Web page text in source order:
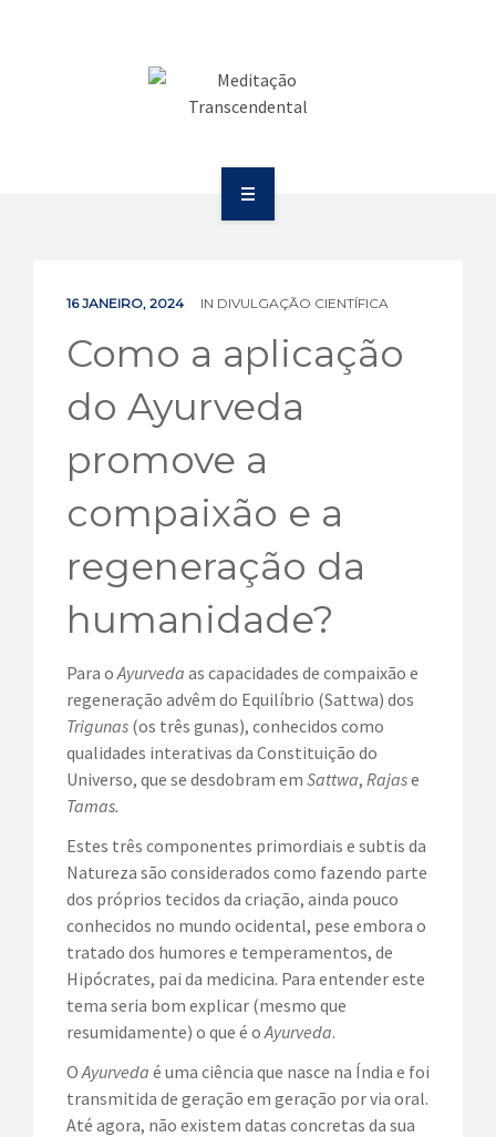
COMUNICAÇÃO
VÍDEOS
CONTATOS
VÍDEOS
16 JANEIRO, 2024 IN DIVULGAÇÃO CIENTÍFICA
Como a aplicação
do Ayurveda
promove a
compaixão e a
regeneração da
humanidade?
Para oAyurveda as capacidades de compaixão e
regeneração advêm do Equilíbrio (Sattwa) dos
Trigunas (os três gunas), conhecidos como
qualidades interativas da Constituição do
Universo, que se desdobram em Sattwa, Rajase
Tamas.
Estes três componentes primordiais e subtis da
Natureza são considerados como fazendo parte
dos próprios tecidos da criação, ainda pouco
conhecidos no mundo ocidental, pese embora o
tratado dos humores e temperamentos, de
Hipócrates, pai da medicina. Para entender este
tema seria bom explicar (mesmo que
resumidamente) o que é oAyurveda.
OAyurveda é uma ciência que nasce na Índia e foi
transmitida de geração em geração por via oral.
Até agora, não existem datas concretas da sua